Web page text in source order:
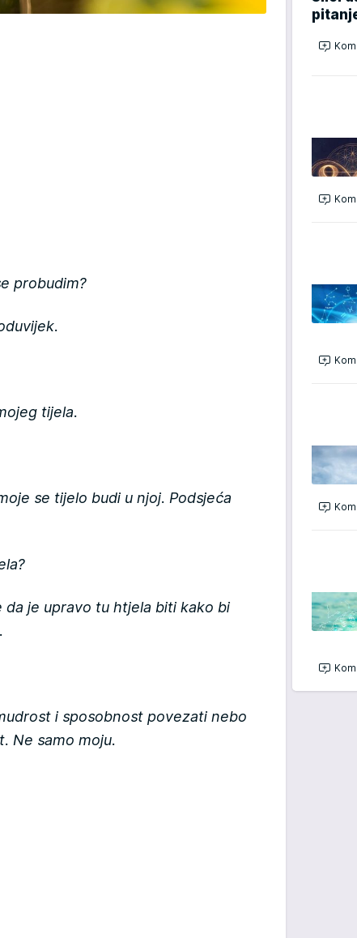
probudim?
tijela.
se tijelo budi u njoj. Podsjeća
je upravo tu htjela biti kako bi
i sposobnost povezati nebo
Ne samo moju.